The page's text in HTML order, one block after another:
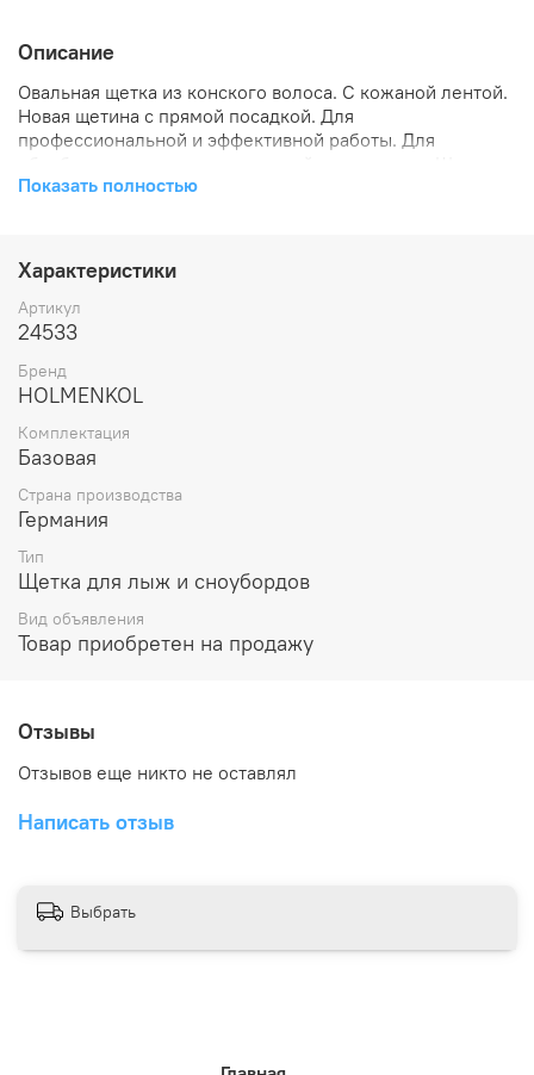
Описание
Овальная щетка из конского волоса. С кожаной лентой.
Новая щетина с прямой посадкой. Для
профессиональной и эффективной работы. Для
для обработки лыж, Щетка из конского волоса
Показать полностью
Характеристики
Артикул
24533
Бренд
HOLMENKOL
Комплектация
Базовая
Страна производства
Германия
Тип
Щетка для лыж и сноубордов
Вид объявления
Товар приобретен на продажу
Отзывы
Отзывов еще никто не оставлял
Написать отзыв
Выбрать